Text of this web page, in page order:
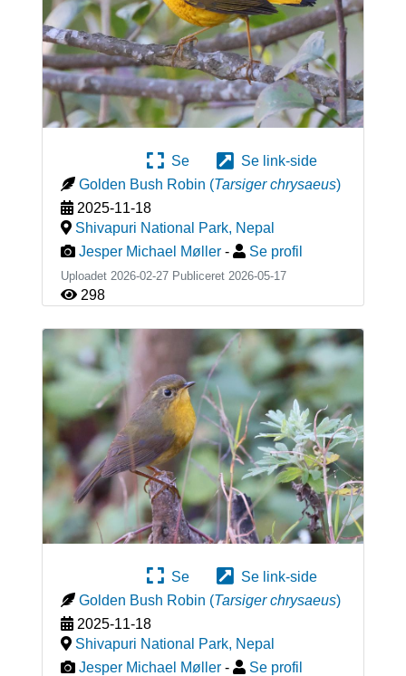
Se
Se link-side
Golden Bush Robin (Tarsiger chrysaeus)
2025-11-18
Shivapuri National Park, Nepal
Jesper Michael Møller - Se profil
Uploadet 2026-02-27 Publiceret 2026-05-17
298
Se
Se link-side
Golden Bush Robin (Tarsiger chrysaeus)
2025-11-18
Shivapuri National Park, Nepal
Jesper Michael Møller - Se profil